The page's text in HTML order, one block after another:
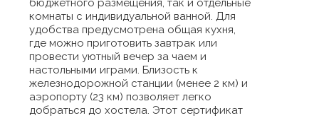
бюджетного размещения, так и отдельные
комнаты с индивидуальной ванной. Для
удобства предусмотрена общая кухня,
где можно приготовить завтрак или
провести уютный вечер за чаем и
настольными играми. Близость к
железнодорожной станции (менее 2 км) и
аэропорту (23 км) позволяет легко
добраться до хостела. Этот сертификат